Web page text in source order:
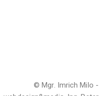
© Mgr. Imrich Milo -